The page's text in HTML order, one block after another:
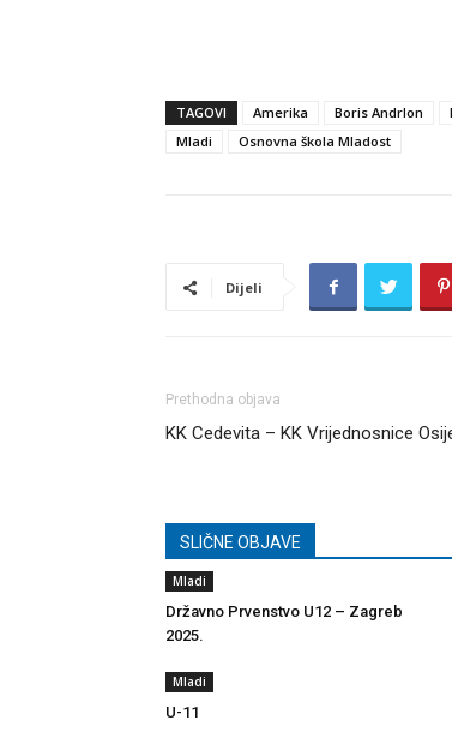
TAGOVI Amerika Boris Andrlon
Mladi
Osnovna škola Mladost
Dijeli
Prethodna objava
KK Cedevita – KK Vrijednosnice
SLIČNE OBJAVE
Mladi
Državno Prvenstvo U12 – Zagreb
2025.
Mladi
U-11